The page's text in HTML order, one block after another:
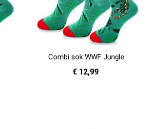
Combi sok WWF Jungle
€ 12,99